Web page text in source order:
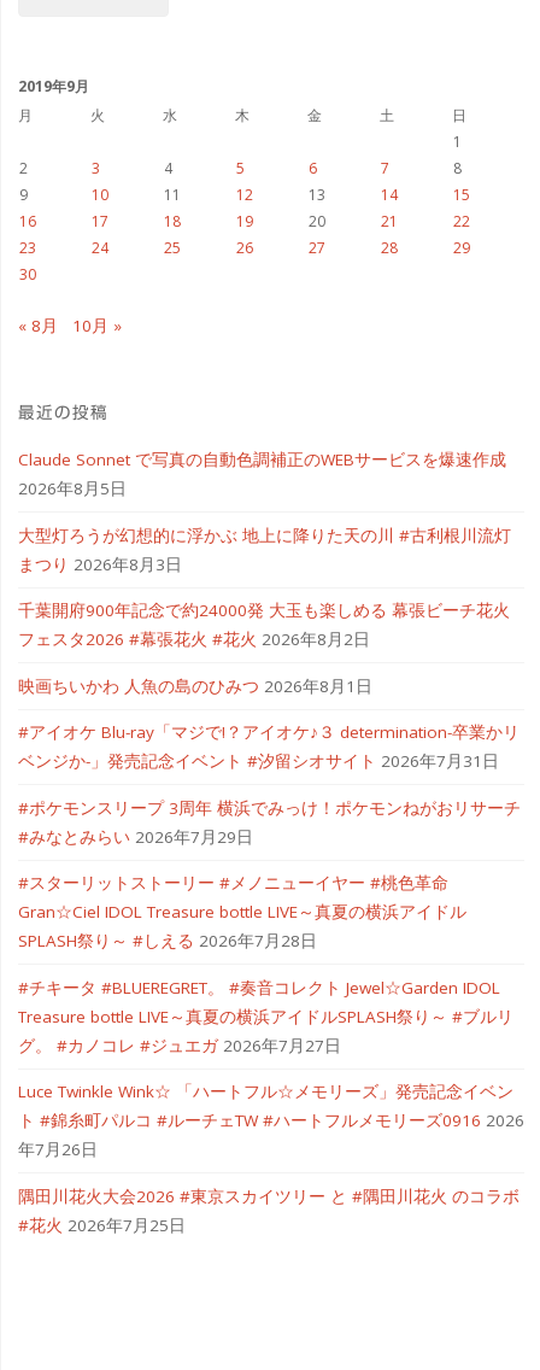
ULTRABACK"
ブ
2019年9月
月
火 水 木 金 土
日
1
2
3 4 5 6 7
8
9
10 11 12 13 14
15
16
17 18 19 20 21
22
23
24 25 26 27 28
29
30
« 8月 10月 »
最近の投稿
Claude Sonnet で写真の自動色調補正のWEBサービスを爆速作成
2026年8月5日
大型灯ろうが幻想的に浮かぶ 地上に降りた天の川 #古利根川流灯
まつり 2026年8月3日
千葉開府900年記念で約24000発 大玉も楽しめる 幕張ビーチ花火
フェスタ2026 #幕張花火 #花火 2026年8月2日
映画ちいかわ 人魚の島のひみつ 2026年8月1日
#アイオケ Blu-ray「マジで!？アイオケ♪３ determination-卒業かリ
ベンジか-」発売記念イベント #汐留シオサイト 2026年7月31日
#ポケモンスリープ 3周年 横浜でみっけ！ポケモンねがおリサーチ
#みなとみらい 2026年7月29日
#スターリットストーリー #メノニューイヤー #桃色革命
Gran☆Ciel IDOL Treasure bottle LIVE～真夏の横浜アイドル
SPLASH祭り～ #しえる 2026年7月28日
#チキータ #BLUEREGRET。 #奏音コレクト Jewel☆Garden IDOL
Treasure bottle LIVE～真夏の横浜アイドルSPLASH祭り～ #ブルリ
グ。 #カノコレ #ジュエガ 2026年7月27日
Luce Twinkle Wink☆ 「ハートフル☆メモリーズ」発売記念イベン
ト #錦糸町パルコ #ルーチェTW #ハートフルメモリーズ0916 2026
年7月26日
隅田川花火大会2026 #東京スカイツリー と #隅田川花火 のコラボ
#花火 2026年7月25日